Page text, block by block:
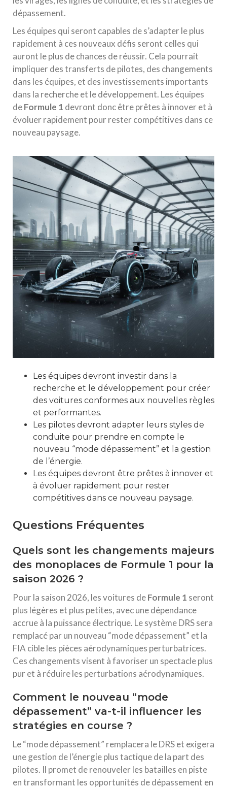
dépassement.
Les équipes qui seront capables de s’adapter le plus
rapidement à ces nouveaux défis seront celles qui
auront le plus de chances de réussir. Cela pourrait
impliquer des transferts de pilotes, des changements
dans les équipes, et des investissements importants
dans la recherche et le développement. Les équipes
deFormule 1 devront donc être prêtes à innover et à
évoluer rapidement pour rester compétitives dans ce
nouveau paysage.
Les équipes devront investir dans la
recherche et le développement pour créer
des voitures conformes aux nouvelles règles
et performantes.
Les pilotes devront adapter leurs styles de
conduite pour prendre en compte le
nouveau “mode dépassement” et la gestion
de l’énergie.
Les équipes devront être prêtes à innover et
à évoluer rapidement pour rester
compétitives dans ce nouveau paysage.
Questions Fréquentes
Quels sont les changements majeurs
des monoplaces de Formule 1 pour la
saison 2026 ?
Pour la saison 2026, les voitures deFormule 1 seront
plus légères et plus petites, avec une dépendance
accrue à la puissance électrique. Le système DRS sera
remplacé par un nouveau “mode dépassement” et la
FIA cible les pièces aérodynamiques perturbatrices.
Ces changements visent à favoriser un spectacle plus
pur et à réduire les perturbations aérodynamiques.
Comment le nouveau “mode
dépassement” va-t-il influencer les
stratégies en course ?
Le “mode dépassement” remplacera le DRS et exigera
une gestion de l’énergie plus tactique de la part des
pilotes. Il promet de renouveler les batailles en piste
en transformant les opportunités de dépassement en